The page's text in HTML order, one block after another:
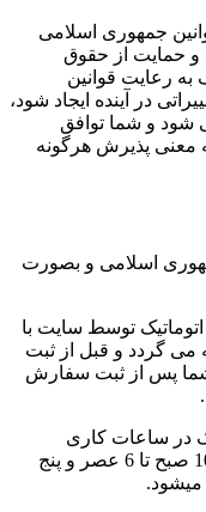
جمهوری اسلامی
و حمایت از حقوق
رعایت قوانین
در آینده ایجاد شود،
شود و شما توافق
معنی پذیرش هرگونه
اسلامی و بصورت
توسط سایت با
می گردد و قبل از ثبت
پس از ثبت سفارش
در ساعات کاری
روزهای غیر تعطیل (شنبه تا چهارشنبه از 10 صبح تا 6 عصر و پنج